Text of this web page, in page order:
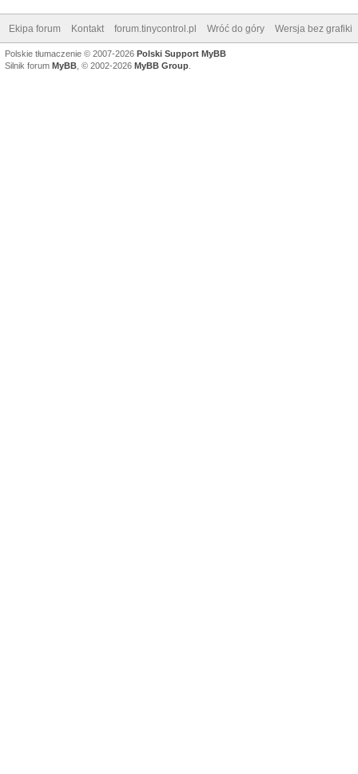
Ekipa forum Kontakt forum.tinycontrol.pl Wróć do góry Wersja bez grafiki
Polskie tłumaczenie © 2007-2026 Polski Support MyBB
Silnik forum MyBB , © 2002-2026 MyBB Group